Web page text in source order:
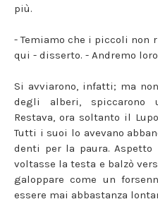
più.
- Temiamo che i piccoli non
qui - disserto. - Andremo
Si avviarono, infatti; ma
degli alberi, spiccarono
Restava, ora soltanto il
Tutti i suoi lo avevano
denti per la paura.
voltasse la testa e balzò
galoppare come un
essere mai abbastanza